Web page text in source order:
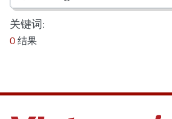
关键词:
0 结果